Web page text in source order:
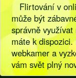
Flirtování v
může být
správně
máte k
webkamer a
vám svět plný